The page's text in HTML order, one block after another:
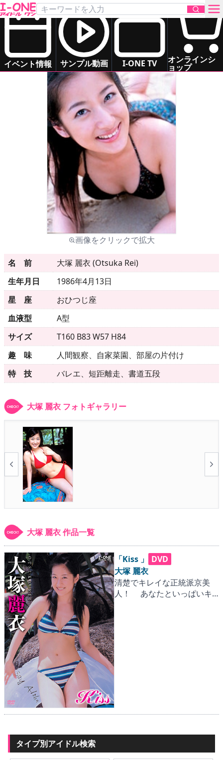
イベント情報 サンプル動画 I-ONE TV オンラインシ
ョップ
お問い合わせ
サンプル動画
イベント情報
アイドル一覧
メニュー
▶発売中
▶新作
▶次回作
▶ 制作中
▶発売年月日
ご利用ガイド
▶更新情報
▶個人情報保護について
▶よくあるご質問
▶お問い合わせフォーム
大塚 麗衣Otsuka Rei
画像をクリックで拡大
名 前
大塚 麗衣 (Otsuka Rei)
生年月日
1986年4月13日
星 座
おひつじ座
血液型
A型
サイズ
T160 B83 W57 H84
趣 味
人間観察、自家菜園、部屋の片付け
特 技
バレエ、短距離走、書道五段
大塚 麗衣 フォトギャラリー
大塚 麗衣 作品一覧
「Kiss 」
DVD
大塚 麗衣
清楚でキレイな正統派京美
人！ あなたといっぱいキ
タイプ別アイドル検索